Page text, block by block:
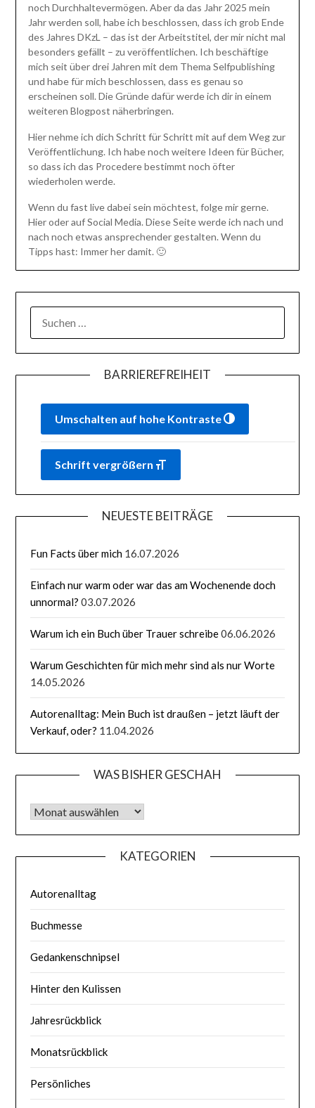
noch Durchhaltevermögen. Aber da das Jahr 2025 mein
Jahr werden soll, habe ich beschlossen, dass ich grob Ende
des Jahres DKzL – das ist der Arbeitstitel, der mir nicht mal
besonders gefällt – zu veröffentlichen. Ich beschäftige
mich seit über drei Jahren mit dem Thema Selfpublishing
und habe für mich beschlossen, dass es genau so
erscheinen soll. Die Gründe dafür werde ich dir in einem
weiteren Blogpost näherbringen.
Hier nehme ich dich Schritt für Schritt mit auf dem Weg zur
Veröffentlichung. Ich habe noch weitere Ideen für Bücher,
so dass ich das Procedere bestimmt noch öfter
wiederholen werde.
Wenn du fast live dabei sein möchtest, folge mir gerne.
Hier oder auf Social Media. Diese Seite werde ich nach und
nach noch etwas ansprechender gestalten. Wenn du
Tipps hast: Immer her damit. 🙂
NACH:
BARRIEREFREIHEIT
Umschalten auf hohe Kontraste
Schrift vergrößern
NEUESTE BEITRÄGE
Fun Facts über mich 16.07.2026
Einfach nur warm oder war das am Wochenende doch
unnormal? 03.07.2026
Warum ich ein Buch über Trauer schreibe06.06.2026
Warum Geschichten für mich mehr sind als nur Worte
14.05.2026
Autorenalltag: Mein Buch ist draußen – jetzt läuft der
Verkauf, oder? 11.04.2026
WAS BISHER GESCHAH
Was bisher geschah
KATEGORIEN
Autorenalltag
Buchmesse
Gedankenschnipsel
Hinter den Kulissen
Jahresrückblick
Monatsrückblick
Persönliches